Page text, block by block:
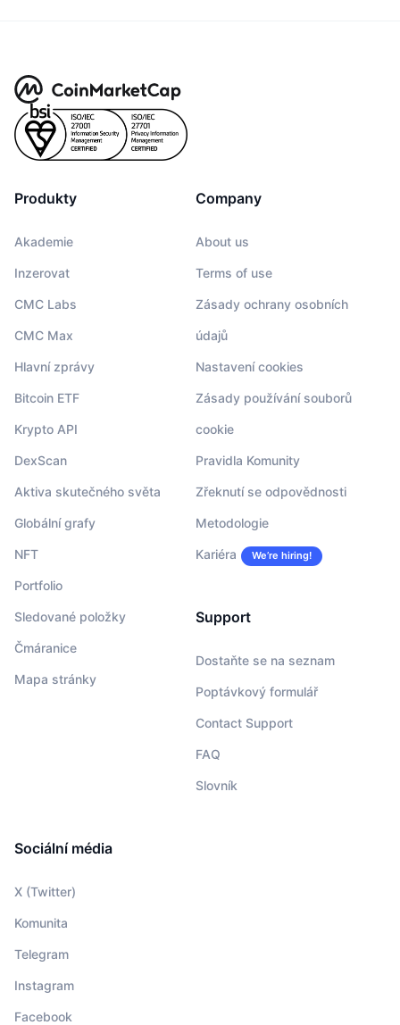
Produkty
Akademie
Inzerovat
CMC Labs
CMC Max
Hlavní zprávy
Bitcoin ETF
Krypto API
DexScan
Aktiva skutečného světa
Globální grafy
NFT
Portfolio
Sledované položky
Čmáranice
Mapa stránky
Company
About us
Terms of use
Zásady ochrany osobních
údajů
Nastavení cookies
Zásady používání souborů
cookie
Pravidla Komunity
Zřeknutí se odpovědnosti
Metodologie
Kariéra We’re hiring!
Support
Dostaňte se na seznam
Poptávkový formulář
Contact Support
FAQ
Slovník
Sociální média
X (Twitter)
Komunita
Telegram
Instagram
Facebook